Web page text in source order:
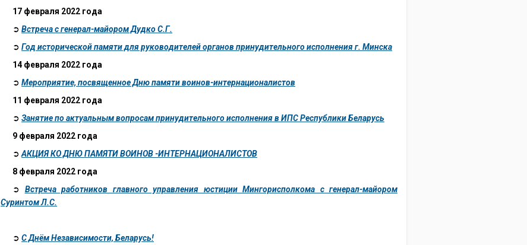
17 февраля 2022 года
➲ Встреча с генерал-майором Дудко С.Г.
➲ Год исторической памяти для руководителей органов принудительного исполнения г. Минска
14 февраля 2022 года
➲ Мероприятие, посвященное Дню памяти воинов-интернационалистов
11 февраля 2022 года
➲ Занятие по актуальным вопросам принудительного исполнения в ИПС Республики Беларусь
9 февраля 2022 года
➲ АКЦИЯ КО ДНЮ ПАМЯТИ ВОИНОВ -ИНТЕРНАЦИОНАЛИСТОВ
8 февраля 2022 года
➲ Встреча работников главного управления юстиции Мингорисполкома с генерал-майором
Суринтом Л.С.
➲ C Днём Независимости, Беларусь!